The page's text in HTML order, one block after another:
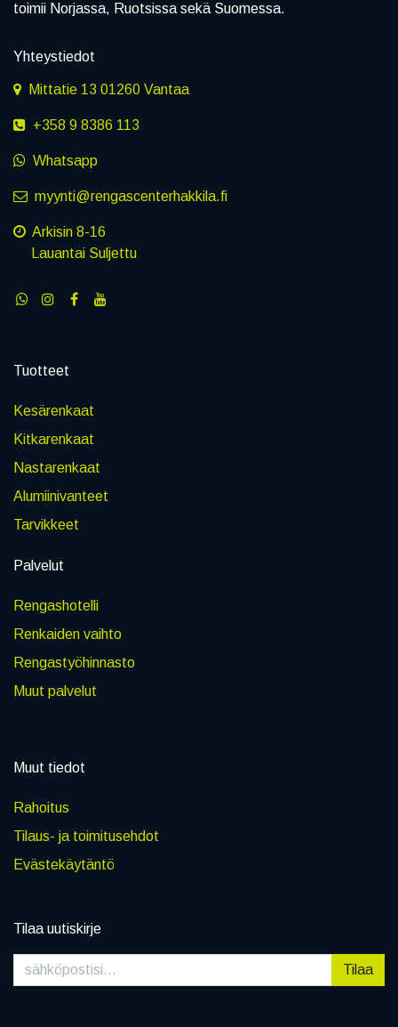
toimii Norjassa, Ruotsissa sekä Suomessa.
Yhteystiedot
Mittatie 13 01260 Vantaa
+358 9 8386 113
Whatsapp
myynti@rengascenterhakkila.fi
Arkisin 8-16
Lauantai Suljettu
Tuotteet
Kesärenkaat
Kitkarenkaat
Nastarenkaat
Alumiinivanteet
Tarvikkeet
Palvelut
Rengashotelli
Renkaiden vaihto
Rengastyöhinnasto
Muut palvelut
Muut tiedot
Rahoitus
Tilaus- ja toimitusehdot
Evästekäytäntö
Tilaa uutiskirje
Tilaa